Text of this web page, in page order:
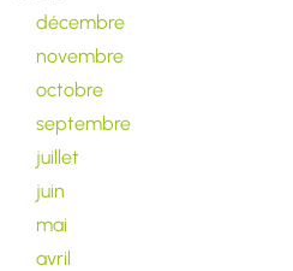
décembre
novembre
octobre
septembre
juillet
juin
mai
avril